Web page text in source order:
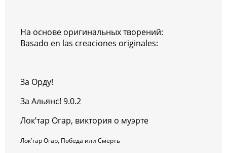
На основе оригинальных творений:
Basado en las creaciones originales:
За Орду!
За Альянс! 9.0.2
Лок’тар Огар, виктория о муэрте
Лок’тар Огар, Победа или Смерть